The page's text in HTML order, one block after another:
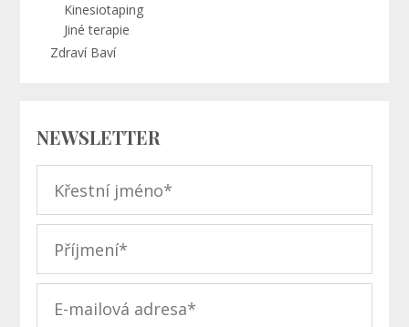
Kinesiotaping
Jiné terapie
Zdraví Baví
NEWSLETTER